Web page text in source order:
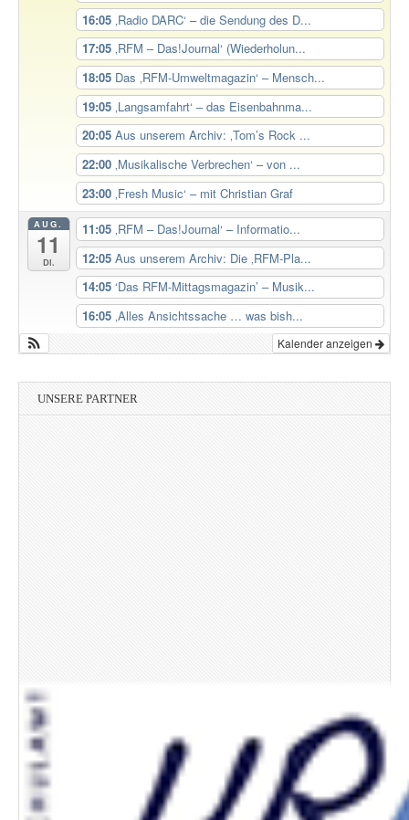
16:05 ‚Radio DARC‘ – die Sendung des D...
17:05 ‚RFM – Das!Journal‘ (Wiederholun...
18:05 Das ‚RFM-Umweltmagazin‘ – Mensch...
19:05 ‚Langsamfahrt‘ – das Eisenbahnma...
20:05 Aus unserem Archiv: ‚Tom’s Rock ...
22:00 ‚Musikalische Verbrechen‘ – von ...
23:00 ‚Fresh Music‘ – mit Christian Graf
AUG.
11
Di.
11:05 ‚RFM – Das!Journal‘ – Informatio...
12:05 Aus unserem Archiv: Die ‚RFM-Pla...
14:05 ‘Das RFM-Mittagsmagazin’ – Musik...
16:05 ‚Alles Ansichtssache … was bish...
Kalender anzeigen
UNSERE PARTNER